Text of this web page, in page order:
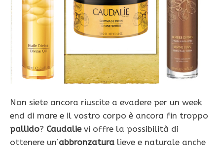
Non siete ancora riuscite a evadere per un week
end di mare e il vostro corpo è ancora fin troppo
pallido? Caudalievi offre la possibilità di
ottenere un’abbronzatura lieve e naturale anche